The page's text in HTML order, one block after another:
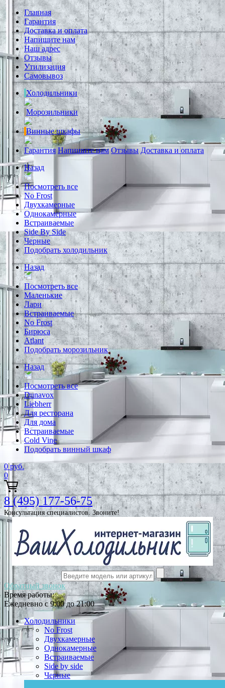
Главная
Гарантия
Доставка и оплата
Напишите нам
Наш адрес
Отзывы
Утилизация
Самовывоз
Холодильники
Морозильники
Винные шкафы
Гарантия Напишите нам Отзывы Доставка и оплата
Назад
Посмотреть все
No Frost
Двухкамерные
Однокамерные
Встраиваемые
Side By Side
Черные
Подобрать холодильник
Назад
Посмотреть все
Маленькие
Лари
Встраиваемые
No Frost
Бирюса
Atlant
Подобрать морозильник
Назад
Посмотреть все
Dunavox
Liebherr
Для ресторана
Для дома
Встраиваемые
Cold Vine
Подобрать винный шкаф
0 руб.
0
8 (495) 177-56-75
Консультация специалистов. Звоните!
Обратный звонок
Время работы:
Ежедневно с 9:00 до 21:00
Холодильники
No Frost
Двухкамерные
Однокамерные
Встраиваемые
Side by side
Черные